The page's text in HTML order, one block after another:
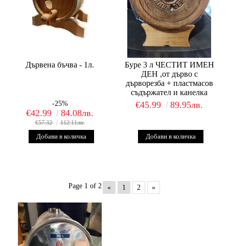
Дървена бъчва - 1л.
-25%
€42.99 84.08лв.
€57.32 112.11лв.
Буре 3 л ЧЕСТИТ ИМЕН
ДЕН ,от дърво с
дърворезба + пластмасов
съдържател и канелка
€45.99 89.95лв.
Page 1 of 2 « 1 2 »